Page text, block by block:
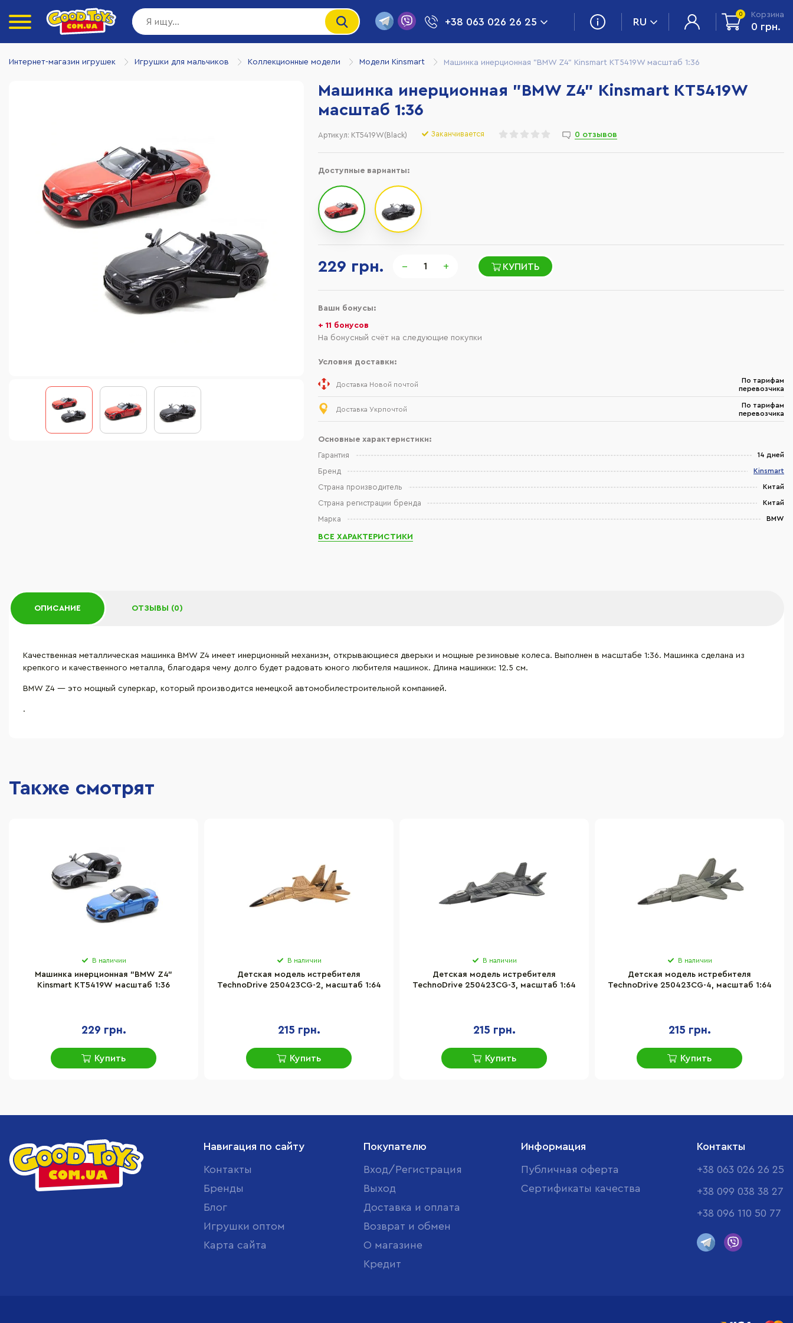
+38 063 026 26 25 RU
0 Корзина
0 грн.
Интернет-магазин игрушек Игрушки для мальчиков Коллекционные модели Модели Kinsmart Машинка инерционная "BMW Z4" Kinsmart KT5419W масштаб 1:36
Доступные варианты:
229 грн. − + КУПИТЬ
Машинка инерционная "BMW Z4" Kinsmart KT5419W
масштаб 1:36
Артикул: KT5419W(Black) Заканчивается 0 отзывов
Ваши бонусы:
+ 11 бонусов
На бонусный счёт на следующие покупки
Условия доставки:
Доставка Новой почтой
По тарифам
перевозчика
Доставка Укрпочтой
По тарифам
перевозчика
Основные характеристики:
Гарантия 14 дней
Бренд Kinsmart
Страна производитель Китай
Страна регистрации бренда Китай
Марка BMW
ВСЕ ХАРАКТЕРИСТИКИ
ОПИСАНИЕ ОТЗЫВЫ (0)
Качественная металлическая машинка BMW Z4 имеет инерционный механизм, открывающиеся дверьки и мощные резиновые колеса. Выполнен в масштабе 1:36. Машинка сделана из
крепкого и качественного металла, благодаря чему долго будет радовать юного любителя машинок. Длина машинки: 12.5 см.
BMW Z4 — это мощный суперкар, который производится немецкой автомобилестроительной компанией.
.
Также смотрят
В наличии
Машинка инерционная "BMW Z4"
Kinsmart KT5419W масштаб 1:36
229 грн.
Купить
В наличии
Детская модель истребителя
TechnoDrive 250423CG-2, масштаб 1:64
215 грн.
Купить
В наличии
Детская модель истребителя
TechnoDrive 250423CG-3, масштаб 1:64
215 грн.
Купить
В наличии
Детская модель истребителя
TechnoDrive 250423CG-4, масштаб 1:64
215 грн.
Купить
Навигация по сайту
Контакты
Бренды
Блог
Игрушки оптом
Карта сайта
Покупателю
Вход/Регистрация
Выход
Доставка и оплата
Возврат и обмен
О магазине
Кредит
Информация
Публичная оферта
Сертификаты качества
Контакты
+38 063 026 26 25
+38 099 038 38 27
+38 096 110 50 77